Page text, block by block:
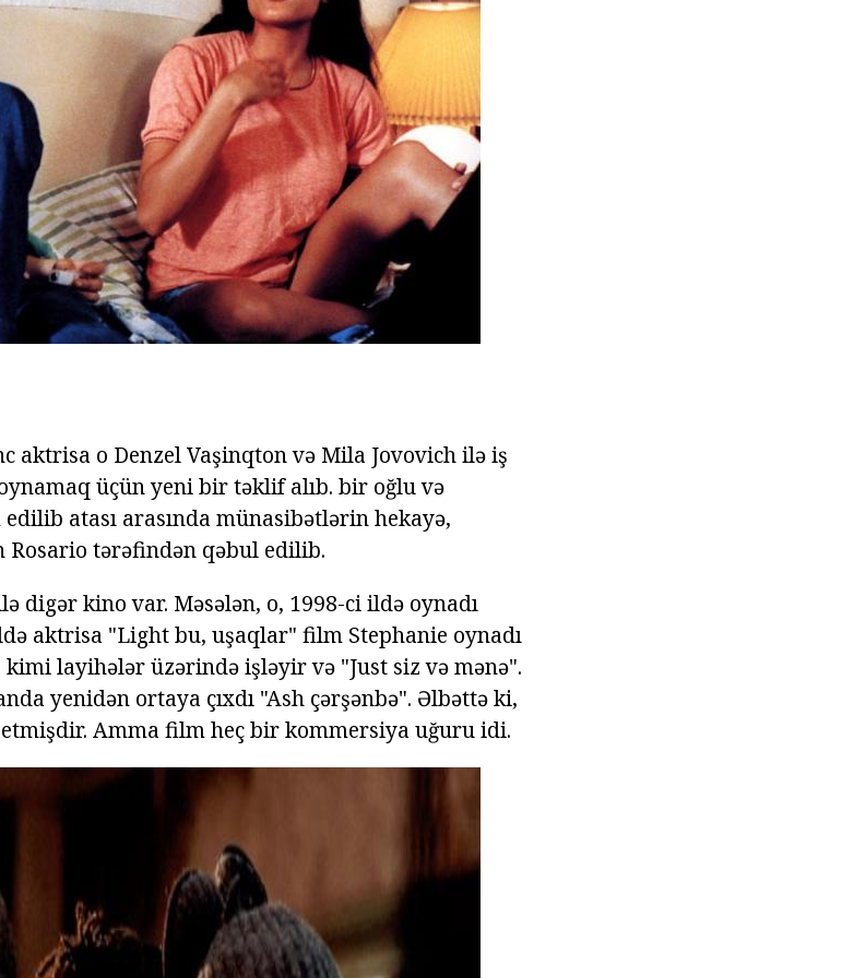
aktrisa o Denzel Vaşinqton və Mila Jovovich ilə iş
üçün yeni bir təklif alıb. bir oğlu və
atası arasında münasibətlərin hekayə,
Rosario tərəfindən qəbul edilib.
digər kino var. Məsələn, o, 1998-ci ildə oynadı
aktrisa "Light bu, uşaqlar" film Stephanie oynadı
kimi layihələr üzərində işləyir və "Just siz və mənə".
yenidən ortaya çıxdı "Ash çərşənbə". Əlbəttə ki,
Amma film heç bir kommersiya uğuru idi.